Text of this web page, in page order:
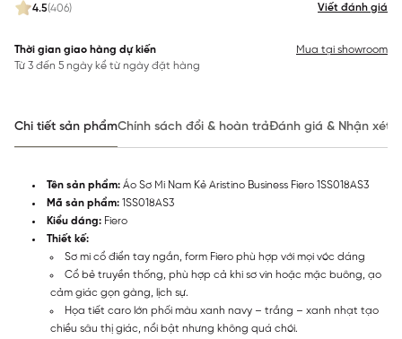
4.5(406) Viết đánh giá
Thời gian giao hàng dự kiến
Từ 3 đến 5 ngày kể từ ngày đặt hàng
Mua tại showroom
Chi tiết sản phẩmChính sách đổi & hoàn trảĐánh giá & Nhận xét
Tên sản phẩm: Áo Sơ Mi Nam Kẻ Aristino Business Fiero 1SS018AS3
Mã sản phẩm: 1SS018AS3
Kiểu dáng: Fiero
Thiết kế:
Sơ mi cổ điển tay ngắn, form Fiero phù hợp với mọi vóc dáng
Cổ bẻ truyền thống, phù hợp cả khi sơ vin hoặc mặc buông, ạo
cảm giác gọn gàng, lịch sự.
Họa tiết caro lớn phối màu xanh navy – trắng – xanh nhạt tạo
chiều sâu thị giác, nổi bật nhưng không quá chói.